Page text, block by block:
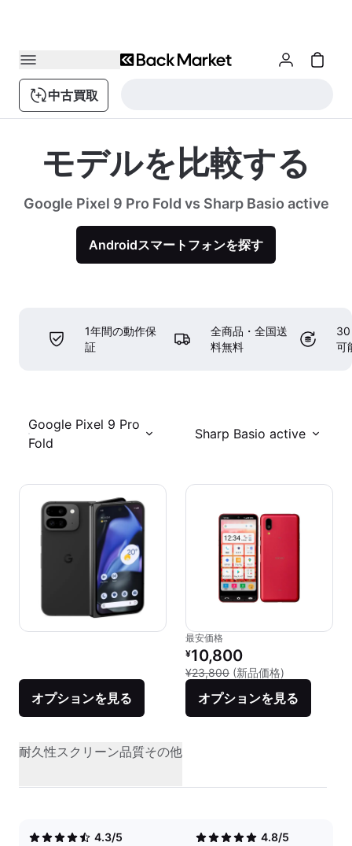
中古買取
モデルを比較する
Google Pixel 9 Pro Fold vs Sharp Basio active
Androidスマートフォンを探す
1年間の動作保
証
全商品・全国送
料無料
30
可
Google Pixel 9 Pro
Fold
Sharp Basio active
オプションを見る
最安価格
リファービッシュ品の価格：
¥10,800
¥23,800 (新品価格)
オプションを見る
耐久性スクリーン品質その他
4.3/5
4.8/5